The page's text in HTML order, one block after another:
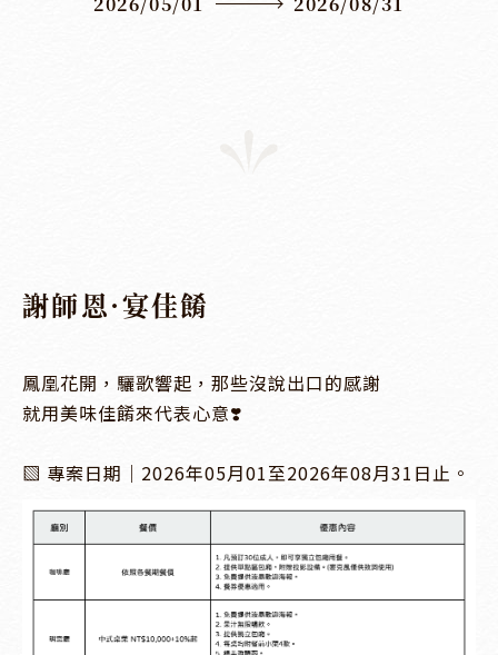
謝師恩·宴佳餚
鳳凰花開，驪歌響起，那些沒說出口的感謝
就用美味佳餚來代表心意❣️
▧ 專案日期｜2026年05月01至2026年08月31日止。